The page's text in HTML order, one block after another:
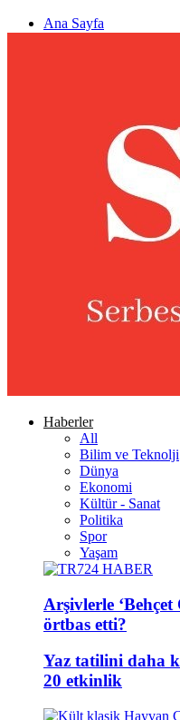
Ana Sayfa
Haberler
All
Bilim ve Teknolji
Dünya
Ekonomi
Kültür - Sanat
Politika
Spor
Yaşam
Arşivlerle
örtbas etti?
Yaz tatilini daha
20 etkinlik